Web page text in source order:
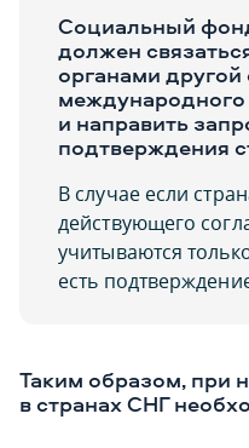
Социальный
должен
органами
и направить
подтверждения
В случае если
действующего
учитываются
есть
Таким образом, при
в странах СНГ